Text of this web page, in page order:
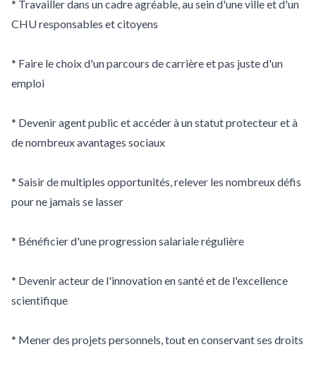
* Travailler dans un cadre agréable, au sein d'une ville et d'un
CHU responsables et citoyens
* Faire le choix d'un parcours de carrière et pas juste d'un
emploi
* Devenir agent public et accéder à un statut protecteur et à
de nombreux avantages sociaux
* Saisir de multiples opportunités, relever les nombreux défis
pour ne jamais se lasser
* Bénéficier d'une progression salariale régulière
* Devenir acteur de l'innovation en santé et de l'excellence
scientifique
* Mener des projets personnels, tout en conservant ses droits